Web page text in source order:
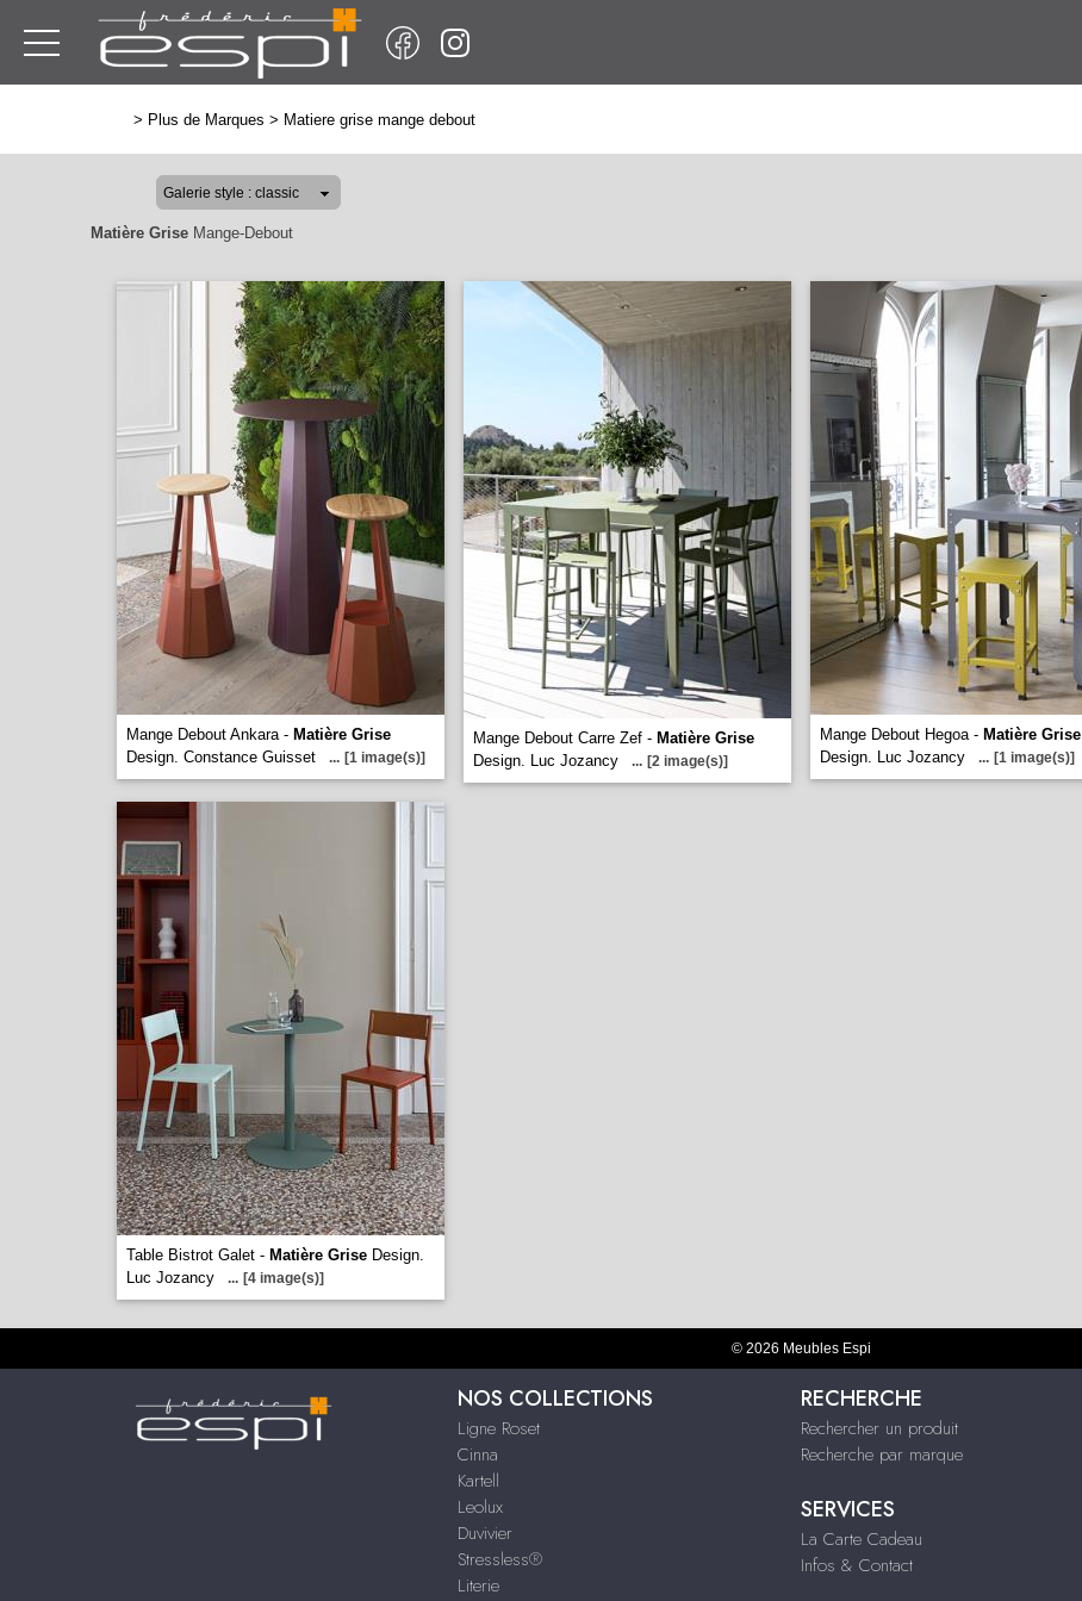
> Plus de Marques > Matiere grise mange debout
Matière Grise Mange-Debout
Mange Debout Ankara - Matière Grise
Design. Constance Guisset
... [1 image(s)]
Mange Debout Carre Zef - Matière Grise
Design. Luc Jozancy
... [2 image(s)]
Mange Debout Hegoa - Matière Grise
Design. Luc Jozancy
... [1 image(s)]
Table Bistrot Galet - Matière Grise Design.
Luc Jozancy
... [4 image(s)]
© 2026 Meubles Espi
NOS COLLECTIONS
Ligne Roset
Cinna
Kartell
Leolux
Duvivier
Stressless®
Literie
RECHERCHE
Rechercher un produit
Recherche par marque
SERVICES
La Carte Cadeau
Infos & Contact